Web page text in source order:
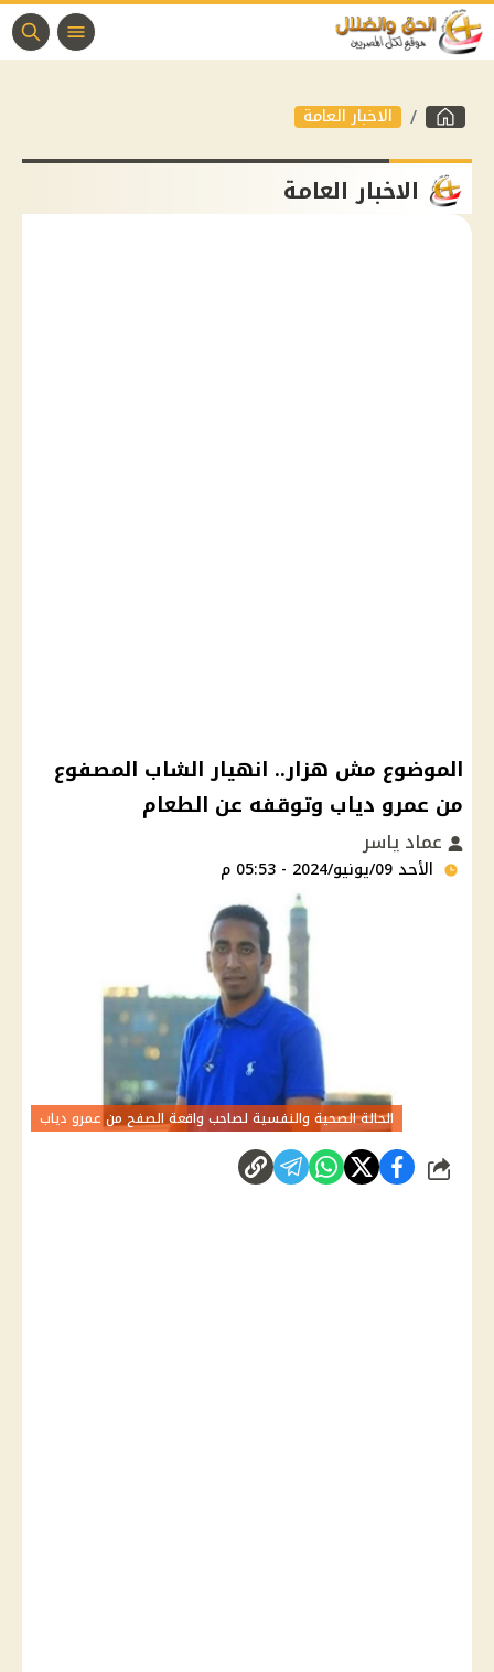
الاخبار العامة
الاخبار العامة
الموضوع مش هزار.. انهيار الشاب المصفوع
من عمرو دياب وتوقفه عن الطعام
عماد ياسر
الأحد 09/يونيو/2024 - 05:53 م
الحالة الصحية والنفسية لصاحب واقعة الصفح من عمرو دياب
شارك